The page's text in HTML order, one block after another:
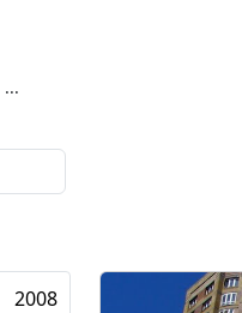
...
2008